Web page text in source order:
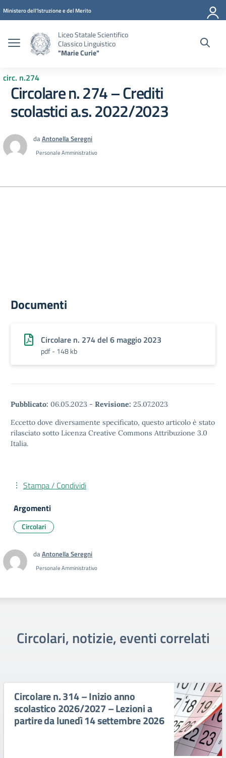
Vai ai contenuti
Vai al menu di navigazione
Vai al footer
Ministero dell'Istruzione e del Merito
Liceo Statale Scientifico
Classico Linguistico
"Marie Curie"
circ. n.274
Circolare n. 274 – Crediti
scolastici a.s. 2022/2023
daAntonella Seregni
Personale Amministrativo
Documenti
Circolare n. 274 del 6 maggio 2023
pdf - 148 kb
Pubblicato: 06.05.2023 - Revisione: 25.07.2023
Eccetto dove diversamente specificato, questo articolo è stato
rilasciato sotto Licenza Creative Commons Attribuzione 3.0
Italia.
Stampa / Condividi
Argomenti
Circolari
daAntonella Seregni
Personale Amministrativo
Circolari, notizie, eventi correlati
Circolare n. 314 – Inizio anno
scolastico 2026/2027 – Lezioni a
partire da lunedì 14 settembre 2026